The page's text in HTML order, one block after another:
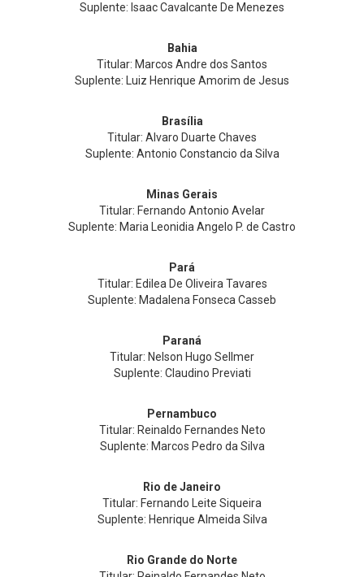
Suplente: Isaac Cavalcante De Menezes
Bahia
Titular: Marcos Andre dos Santos
Suplente: Luiz Henrique Amorim de Jesus
Brasília
Titular: Alvaro Duarte Chaves
Suplente: Antonio Constancio da Silva
Minas Gerais
Titular: Fernando Antonio Avelar
Suplente: Maria Leonidia Angelo P. de Castro
Pará
Titular: Edilea De Oliveira Tavares
Suplente: Madalena Fonseca Casseb
Paraná
Titular: Nelson Hugo Sellmer
Suplente: Claudino Previati
Pernambuco
Titular: Reinaldo Fernandes Neto
Suplente: Marcos Pedro da Silva
Rio de Janeiro
Titular: Fernando Leite Siqueira
Suplente: Henrique Almeida Silva
Rio Grande do Norte